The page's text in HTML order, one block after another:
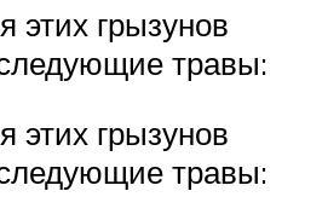
этих грызунов
травы:
этих грызунов
травы: